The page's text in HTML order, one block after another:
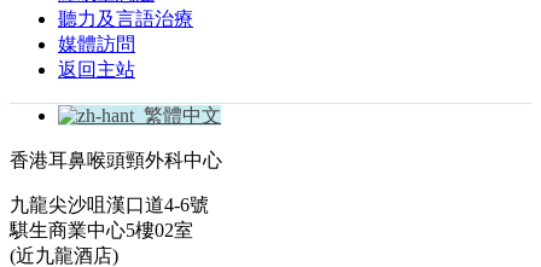
聽力及言語治療
媒體訪問
返回主站
繁體中文
香港耳鼻喉頭頸外科中心
九龍尖沙咀漢口道4-6號
騏生商業中心5樓02室
(近九龍酒店)